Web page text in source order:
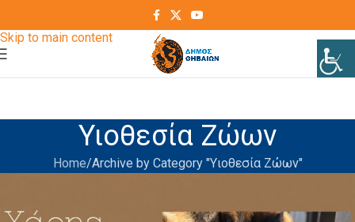
Skip to main content
Υιοθεσία Ζώων
Home Archive by Category "Υιοθεσία Ζώων"